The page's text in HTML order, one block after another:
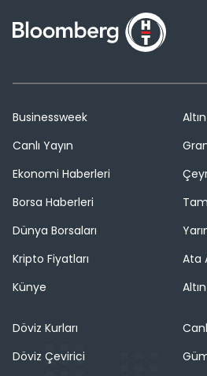
Businessweek
Canlı Yayın
Ekonomi Haberleri
Borsa Haberleri
Dünya Borsaları
Kripto Fiyatları
Künye
Ata
Döviz Kurları
Döviz Çevirici